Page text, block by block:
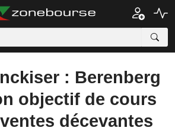
: Berenberg
objectif de cours
décevantes